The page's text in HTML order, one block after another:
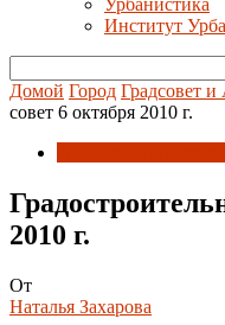
Урбанистика
Институт
Домой Город Градсовет
совет 6 октября 2010 г.
2010 г.
От
Наталья Захарова